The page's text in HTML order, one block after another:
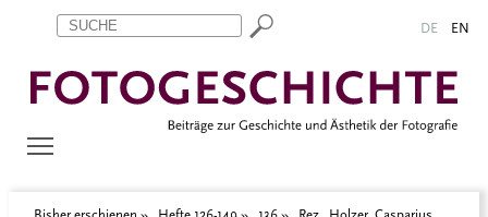
Zum Inhalt springen
Aktuelle Seite: Rez._Holzer_Casparius DE EN